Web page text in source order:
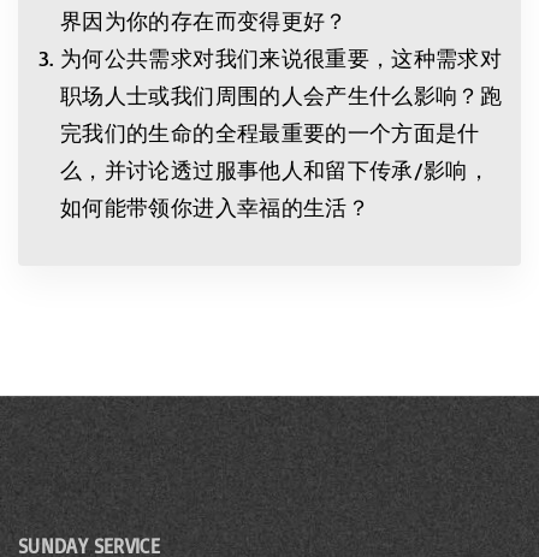
界因为你的存在而变得更好？
为何公共需求对我们来说很重要，这种需求对
职场人士或我们周围的人会产生什么影响？跑
完我们的生命的全程最重要的一个方面是什
么，并讨论透过服事他人和留下传承/影响，
如何能带领你进入幸福的生活？
SUNDAY SERVICE